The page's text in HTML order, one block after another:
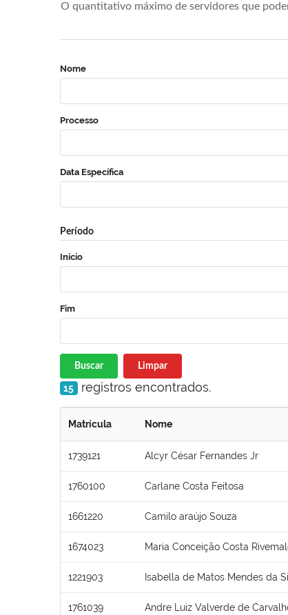
O quantitativo máximo de servidores que
Nome
Processo
Data Específica
Período
Início
Fim
Buscar Limpar
15 registros encontrados.
Matrícula Nome
1739121 Alcyr César Fernandes Jr
1760100 Carlane Costa Feitosa
1661220 Camilo araújo Souza
1674023 Maria Conceição Costa
1221903 Isabella de Matos Mendes da
1761039 Andre Luiz Valverde de